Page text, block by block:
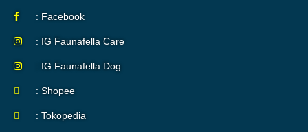
: Facebook
: IG Faunafella Care
: IG Faunafella Dog
: Shopee
: Tokopedia